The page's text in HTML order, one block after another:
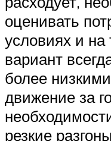
оценивать
условиях и на
вариант
более
движение за
резкие